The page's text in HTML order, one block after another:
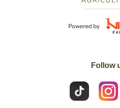
Follow